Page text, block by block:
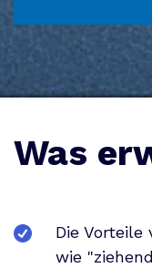
Was
Die Vorteile
wie